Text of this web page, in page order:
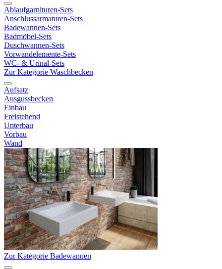
Ablaufgarnituren-Sets
Anschlussarmaturen-Sets
Badewannen-Sets
Badmöbel-Sets
Duschwannen-Sets
Vorwandelemente-Sets
WC- & Urinal-Sets
Zur Kategorie Waschbecken
Aufsatz
Ausgussbecken
Einbau
Freistehend
Unterbau
Vorbau
Wand
Zur Kategorie Badewannen